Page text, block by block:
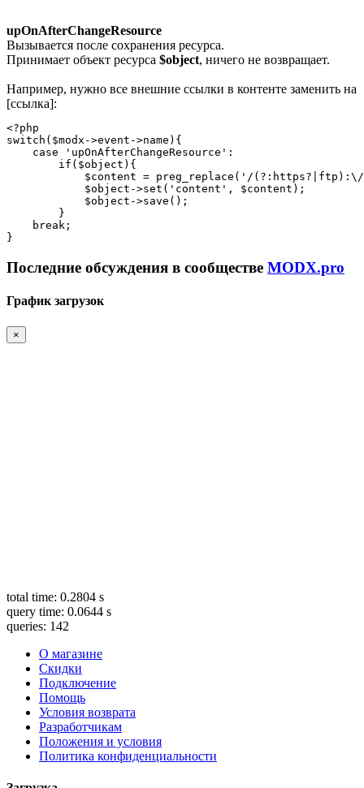
upOnAfterChangeResource
Вызывается после сохранения ресурса.
Принимает объект ресурса $object, ничего не возвращает.
Например, нужно все внешние ссылки в контенте заменить на
[ссылка]:
<?php
switch($modx->event->name){
    case 'upOnAfterChangeResource':
        if($object){
$content = preg_replace('/
            $object->set('content', $content);
            $object->save();
        }
    break;
}
Последние обсуждения в сообществе MODX.pro
График загрузок
×
total time: 0.2804 s
query time: 0.0644 s
queries: 142
О магазине
Скидки
Подключение
Помощь
Условия возврата
Разработчикам
Положения и условия
Политика конфиденциальности